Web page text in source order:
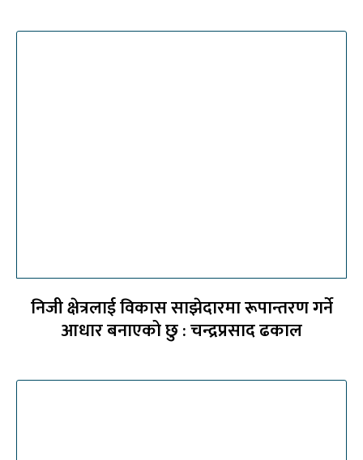
निजी क्षेत्रलाई विकास साझेदारमा रूपान्तरण गर्ने
आधार बनाएको छु : चन्द्रप्रसाद ढकाल